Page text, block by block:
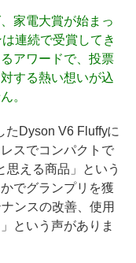
家電大賞が始まっ
連続で受賞してき
アワードで、投票
する熱い想いが込
。
たDyson V6 Fluffyに
スでコンパクトで
思える商品」という
でグランプリを獲
ンスの改善、使用
という声がありま